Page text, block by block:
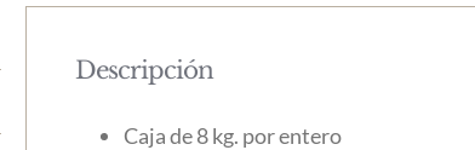
Descripción
Caja de 8 kg. por entero